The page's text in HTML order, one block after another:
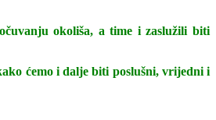
okoliša, a time i zaslužili biti
ćemo i dalje biti poslušni, vrijedni i